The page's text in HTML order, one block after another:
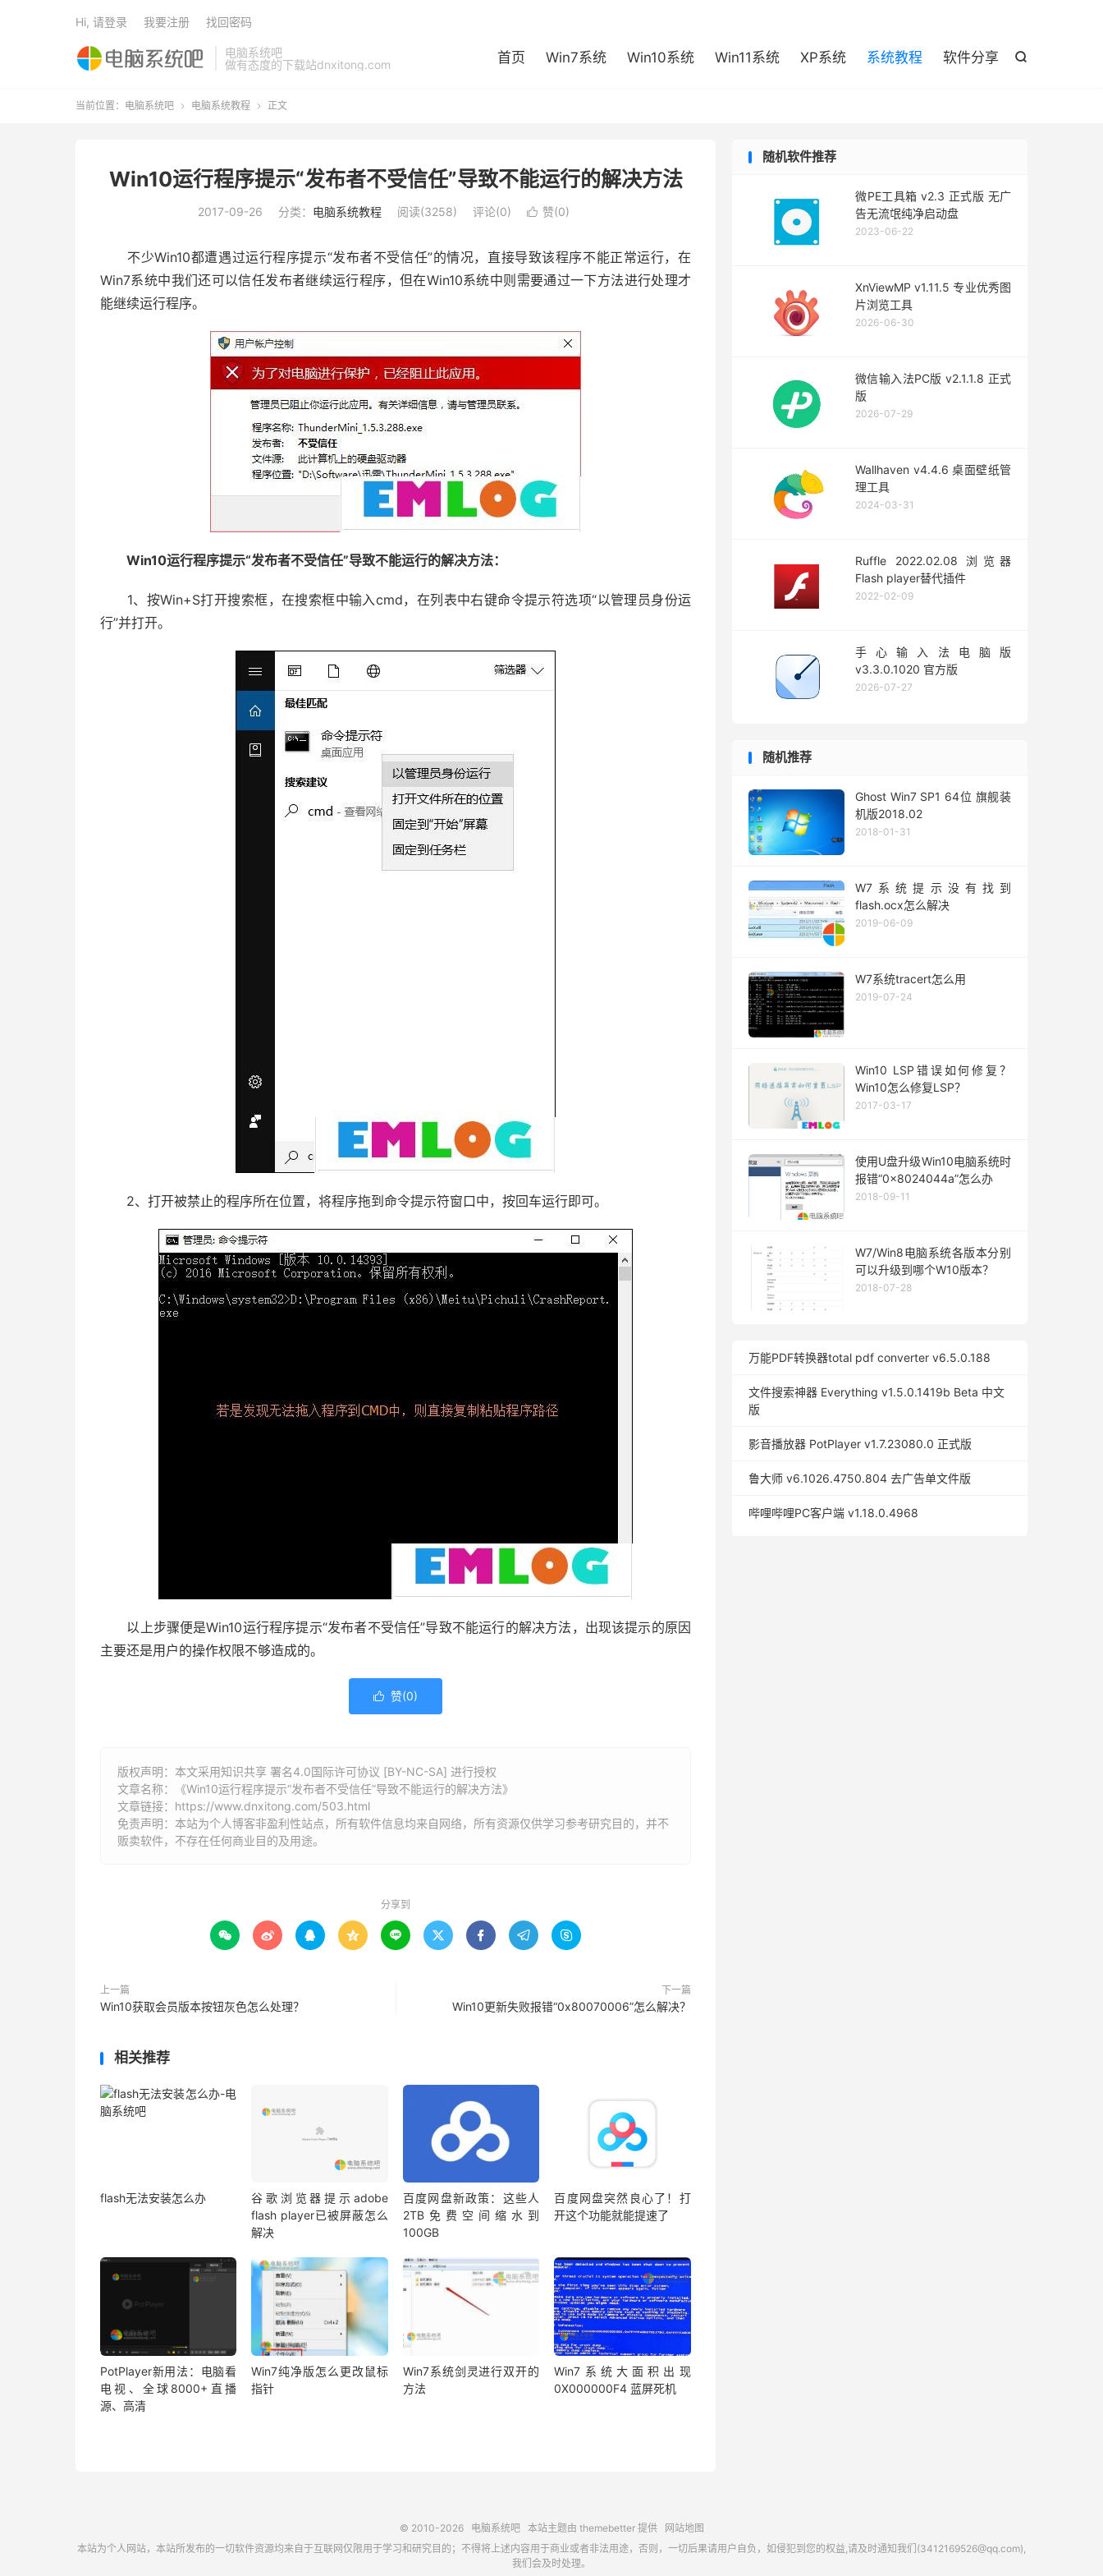
电脑系统吧
做有态度的下载站dnxitong.com

首页 Win7系统 Win10系统 Win11系统 XP系统 系统教程 软件分享
Hi, 请登录 我要注册 找回密码
当前位置： 电脑系统吧  电脑系统教程  正文
Win10运行程序提示“发布者不受信任”导致不能运行的解决方法
2017-09-26 分类： 电脑系统教程 阅读(3258) 评论(0)  赞(0)
不少Win10都遭遇过运行程序提示“发布者不受信任”的情况，直接导致该程序不能正常运行，在
Win7系统中我们还可以信任发布者继续运行程序，但在Win10系统中则需要通过一下方法进行处理才
能继续运行程序。
Win10运行程序提示“发布者不受信任”导致不能运行的解决方法：
1、按Win+S打开搜索框，在搜索框中输入cmd，在列表中右键命令提示符选项“以管理员身份运
行”并打开。
2、打开被禁止的程序所在位置，将程序拖到命令提示符窗口中，按回车运行即可。
以上步骤便是Win10运行程序提示“发布者不受信任”导致不能运行的解决方法，出现该提示的原因
主要还是用户的操作权限不够造成的。
 赞(0)
版权声明：本文采用知识共享 署名4.0国际许可协议 [BY-NC-SA] 进行授权
文章名称：《Win10运行程序提示“发布者不受信任”导致不能运行的解决方法》
文章链接： https://www.dnxitong.com/503.html
免责声明：本站为个人博客非盈利性站点，所有软件信息均来自网络，所有资源仅供学习参考研究目的，并不
贩卖软件，不存在任何商业目的及用途。
分享到
        
上一篇
Win10获取会员版本按钮灰色怎么处理？
下一篇
Win10更新失败报错“0x80070006”怎么解决？
相关推荐
flash无法安装怎么办
谷歌浏览器提示adobe
flash player已被屏蔽怎么
解决
百度网盘新政策：这些人
2TB免费空间缩水到
100GB
百度网盘突然良心了！打
开这个功能就能提速了
PotPlayer新用法：电脑看
电视、全球8000+直播
源、高清
Win7纯净版怎么更改鼠标
指针
Win7系统剑灵进行双开的
方法
Win7系统大面积出现
0X000000F4 蓝屏死机
随机软件推荐
微PE工具箱 v2.3 正式版 无广
告无流氓纯净启动盘
2023-06-22
XnViewMP v1.11.5 专业优秀图
片浏览工具
2026-06-30
微信输入法PC版 v2.1.1.8 正式
版
2026-07-29
Wallhaven v4.4.6 桌面壁纸管
理工具
2024-03-31
Ruffle 2022.02.08 浏览器
Flash player替代插件
2022-02-09
手心输入法电脑版
v3.3.0.1020 官方版
2026-07-27
随机推荐
Ghost Win7 SP1 64位 旗舰装
机版2018.02
2018-01-31
W7系统提示没有找到
flash.ocx怎么解决
2019-06-09
W7系统tracert怎么用
2019-07-24
Win10 LSP错误如何修复？
Win10怎么修复LSP？
2017-03-17
使用U盘升级Win10电脑系统时
报错“0x8024044a”怎么办
2018-09-11
W7/Win8电脑系统各版本分别
可以升级到哪个W10版本？
2018-07-28
万能PDF转换器total pdf converter v6.5.0.188
文件搜索神器 Everything v1.5.0.1419b Beta 中文
版
影音播放器 PotPlayer v1.7.23080.0 正式版
鲁大师 v6.1026.4750.804 去广告单文件版
哔哩哔哩PC客户端 v1.18.0.4968
© 2010-2026 电脑系统吧本站主题由 themebetter提供
网站地图
本站为个人网站，本站所发布的一切软件资源均来自于互联网仅限用于学习和研究目的；不得将上述内容用于商业或者非法用途，否则，一切后果请用户自负，如侵犯到您的权益,请及时通知我们(3412169526@qq.com),
我们会及时处理。